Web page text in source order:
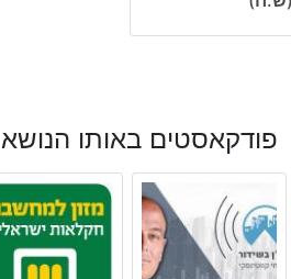
פודקאסטים באותו הנושא